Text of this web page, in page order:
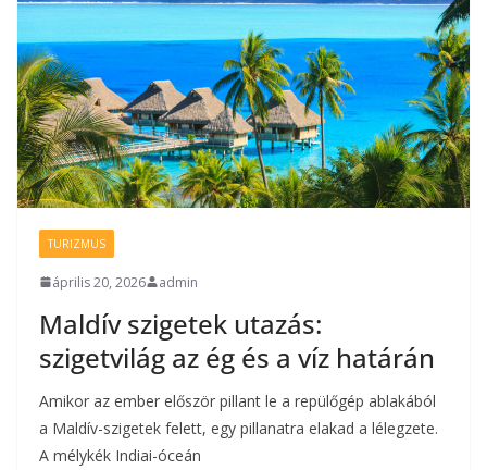
TURIZMUS
április 20, 2026 admin
Maldív szigetek utazás:
szigetvilág az ég és a víz határán
Amikor az ember először pillant le a repülőgép ablakából
a Maldív-szigetek felett, egy pillanatra elakad a lélegzete.
A mélykék Indiai-óceán